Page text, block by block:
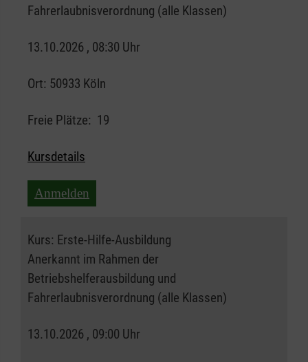
Fahrerlaubnisverordnung (alle Klassen)
13.10.2026 , 08:30 Uhr
Ort: 50933 Köln
Freie Plätze: 19
Kursdetails
Anmelden
Kurs: Erste-Hilfe-Ausbildung
Anerkannt im Rahmen der
Betriebshelferausbildung und
Fahrerlaubnisverordnung (alle Klassen)
13.10.2026 , 09:00 Uhr